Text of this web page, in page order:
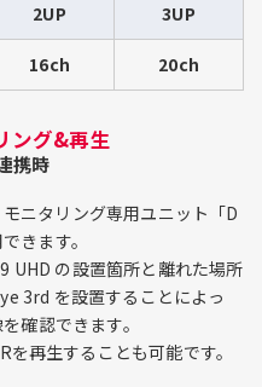
2UP 3UP
16ch 20ch
ング&再生
携時
ニタリング専用ユニット「D
きます。
UHD の設置箇所と離れた場所
3rd を設置することによっ
確認できます。
再生することも可能です。